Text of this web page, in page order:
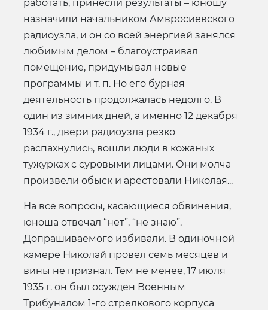
работать, принесли результаты – юношу
назначили начальником Амвросиевского
радиоузла, и он со всей энергией занялся
любимым делом – благоустраивал
помещение, придумывал новые
программы и т. п. Но его бурная
деятельность продолжалась недолго. В
один из зимних дней, а именно 12 декабря
1934 г., двери радиоузла резко
распахнулись, вошли люди в кожаных
тужурках с суровыми лицами. Они молча
произвели обыск и арестовали Николая...
На все вопросы, касающиеся обвинения,
юноша отвечал “нет”, “не знаю”.
Допрашиваемого избивали. В одиночной
камере Николай провел семь месяцев и
вины не признал. Тем не менее, 17 июля
1935 г. он был осужден Военным
Трибуналом 1-го стрелкового корпуса